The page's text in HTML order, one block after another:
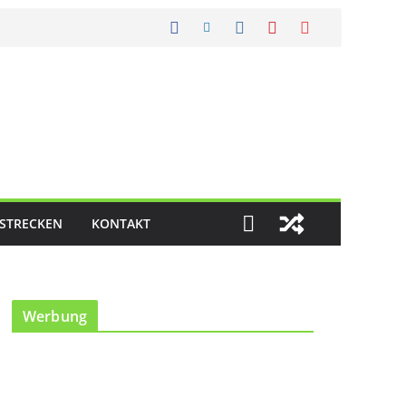
KONTAKT
Werbung